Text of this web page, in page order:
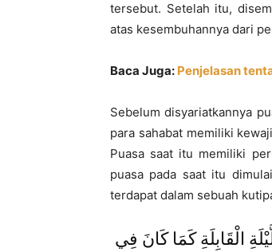
tersebut. Setelah itu,
atas kesembuhannya dari
Baca Juga: Penjelasan
Sebelum disyariatkannya
para sahabat memiliki
Puasa saat itu memiliki
puasa pada saat itu
terdapat dalam sebuah
الْقَابِلَةِ كَمَا كَانَ فِي